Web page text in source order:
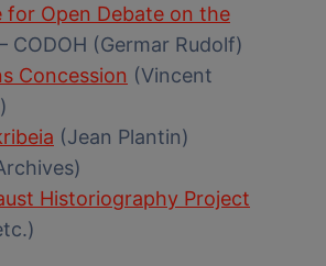
for Open Debate on the
CODOH (Germar Rudolf)
Concession (Vincent
(Jean Plantin)
Historiography Project